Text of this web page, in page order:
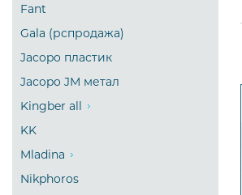
Fant
Gala (рспродажа)
Jacopo пластик
Jacopo JM метал
Kingber all
KK
Mladina
Nikphoros